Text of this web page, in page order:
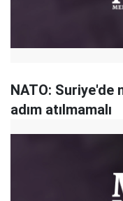
NATO:
adım atılmamalı